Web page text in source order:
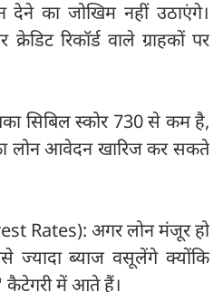
का जोखिम नहीं उठाएंगे।
रिकॉर्ड वाले ग्राहकों पर
सिबिल स्कोर 730 से कम है,
लोन आवेदन खारिज कर सकते
Rates): अगर लोन मंजूर हो
ज्यादा ब्याज वसूलेंगे क्योंकि
कैटेगरी में आते हैं।